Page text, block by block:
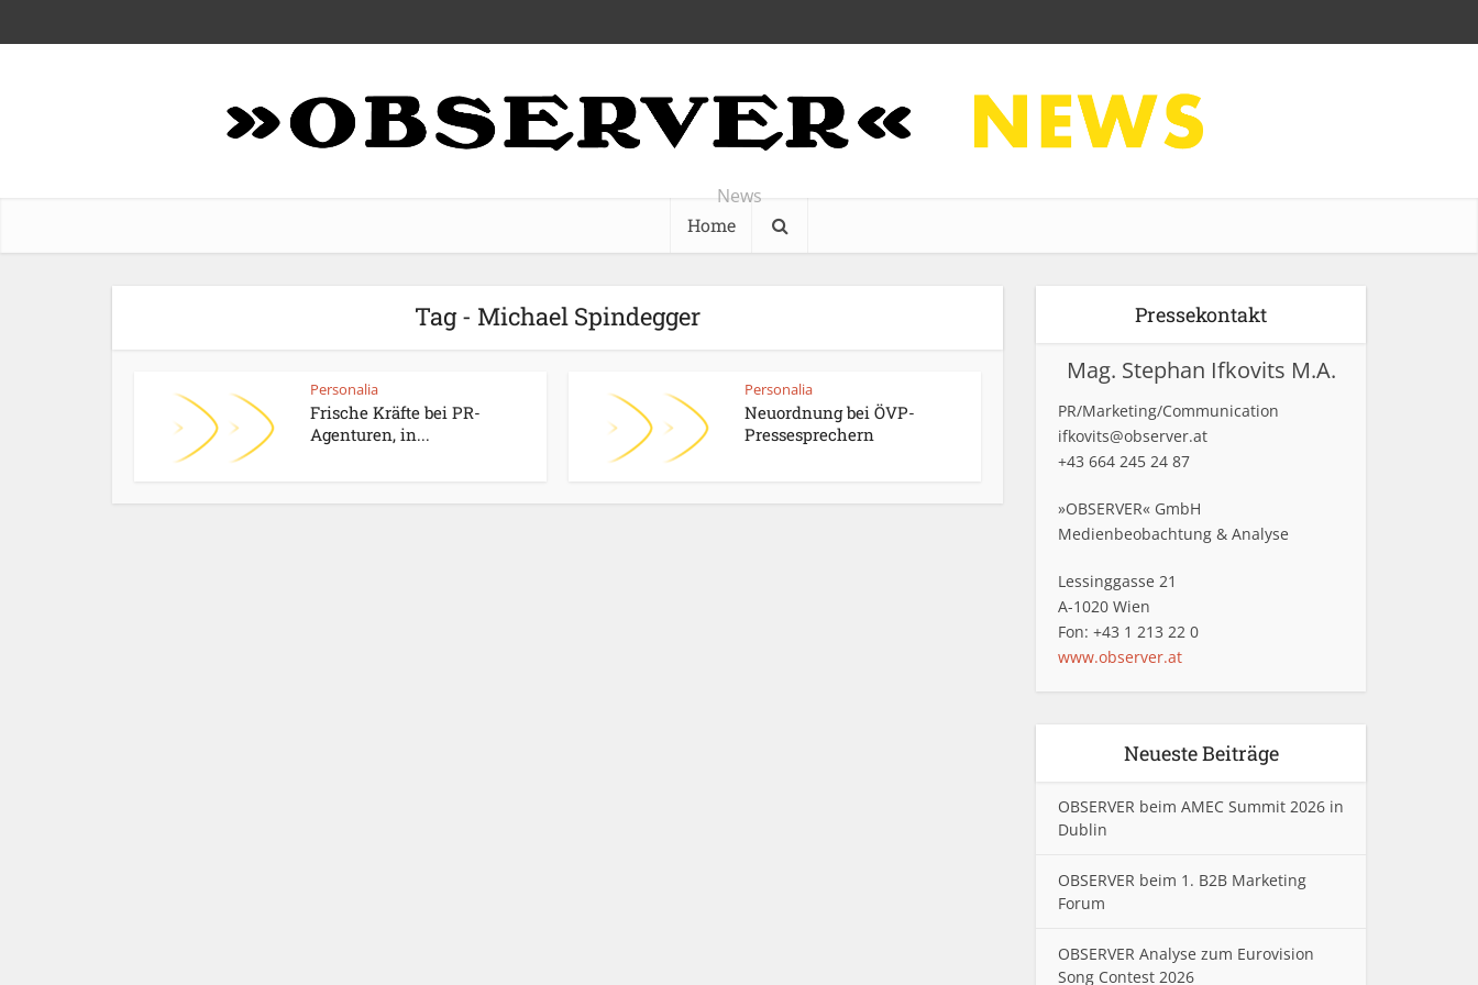
News
Home
Tag - Michael Spindegger
Personalia
Frische Kräfte bei PR-
Agenturen, in...
Personalia
Neuordnung bei ÖVP-
Pressesprechern
Pressekontakt
Mag. Stephan Ifkovits M.A.
PR/Marketing/Communication
ifkovits@observer.at
+43 664 245 24 87
»OBSERVER« GmbH
Medienbeobachtung & Analyse
Lessinggasse 21
A-1020 Wien
Fon: +43 1 213 22 0
www.observer.at
Neueste Beiträge
OBSERVER beim AMEC Summit 2026 in
Dublin
OBSERVER beim 1. B2B Marketing
Forum
OBSERVER Analyse zum Eurovision
Song Contest 2026